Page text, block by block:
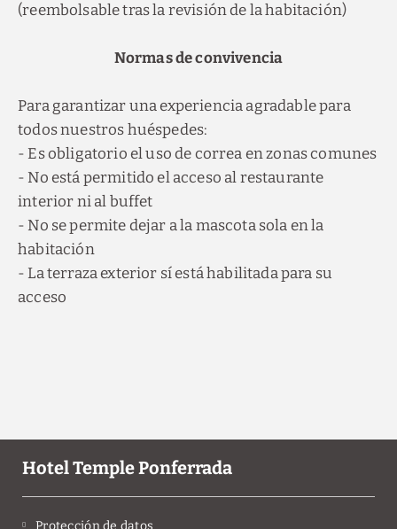
(reembolsable tras la revisión de la habitación)
Normas de convivencia
Para garantizar una experiencia agradable para
todos nuestros huéspedes:
- Es obligatorio el uso de correa en zonas comunes
- No está permitido el acceso al restaurante
interior ni al buffet
- No se permite dejar a la mascota sola en la
habitación
- La terraza exterior sí está habilitada para su
acceso
Hotel Temple Ponferrada
Protección de datos